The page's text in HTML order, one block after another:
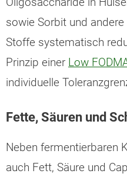
sowie Sorbit und
Stoffe systematisch
Prinzip einer Low
individuelle
Fette, Säuren und
Neben fermentierbaren
auch Fett, Säure und